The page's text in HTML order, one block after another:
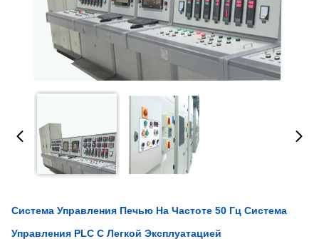
Система Управления Печью На Частоте 50 Гц Система
Управления PLC С Легкой Эксплуатацией